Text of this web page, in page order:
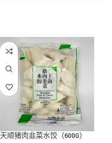
天顺猪肉韭菜水饺（600G）